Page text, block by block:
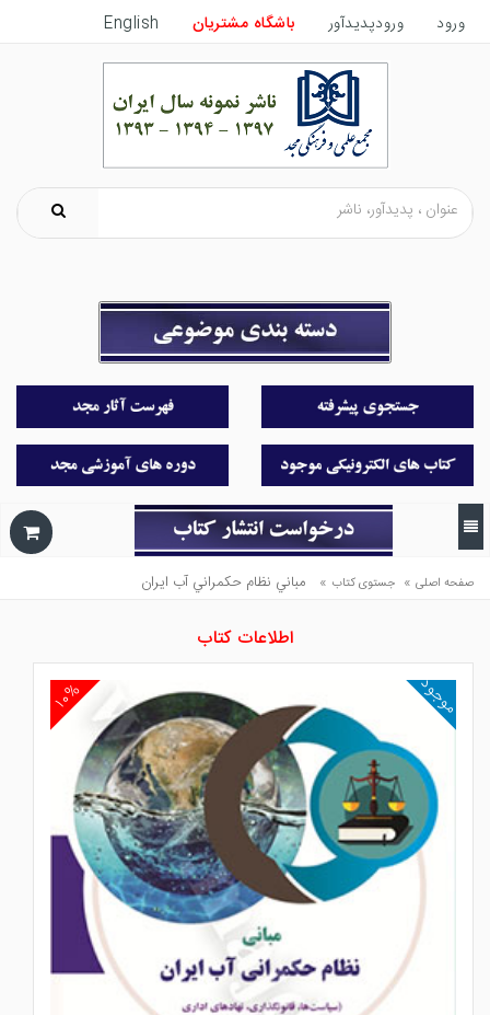
ورود ورودپدیدآور باشگاه مشتریان English
صفحه اصلی » جستوی کتاب » مباني نظام حكمراني آب ايران
اطلاعات کتاب
۱۰% موجود